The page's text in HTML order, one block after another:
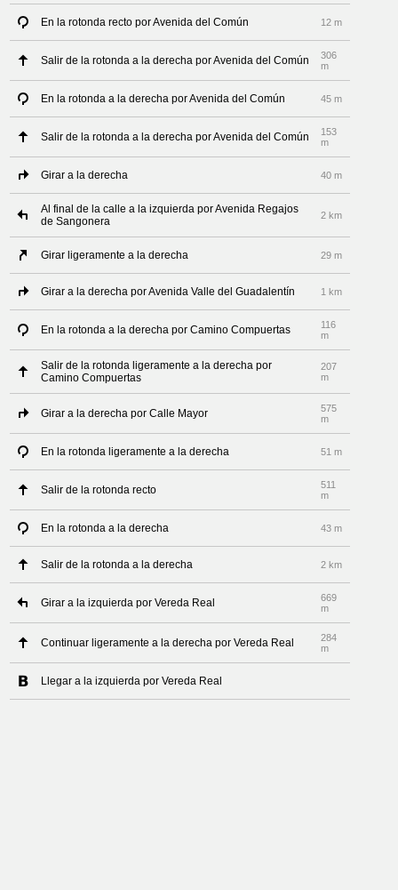
En la rotonda recto por Avenida del Común 12 m
Salir de la rotonda a la derecha por Avenida del Común
306
m
En la rotonda a la derecha por Avenida del Común 45 m
Salir de la rotonda a la derecha por Avenida del Común
153
m
Girar a la derecha 40 m
Al final de la calle a la izquierda por Avenida Regajos
de Sangonera
2 km
Girar ligeramente a la derecha 29 m
Girar a la derecha por Avenida Valle del Guadalentín 1 km
En la rotonda a la derecha por Camino Compuertas
116
m
Salir de la rotonda ligeramente a la derecha por
Camino Compuertas
207
m
Girar a la derecha por Calle Mayor
575
m
En la rotonda ligeramente a la derecha 51 m
Salir de la rotonda recto
511
m
En la rotonda a la derecha 43 m
Salir de la rotonda a la derecha 2 km
Girar a la izquierda por Vereda Real
669
m
Continuar ligeramente a la derecha por Vereda Real
284
m
Llegar a la izquierda por Vereda Real